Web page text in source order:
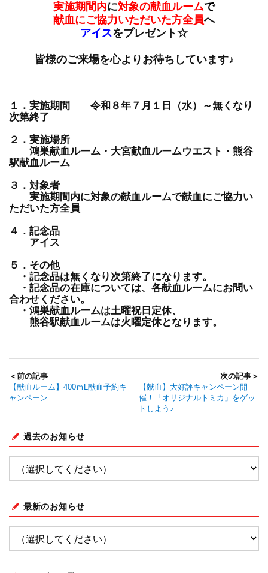
実施期間内に対象の献血ルームで
献血にご協力いただいた方全員へ
アイスをプレゼント☆
皆様のご来場を心よりお待ちしています♪
１．実施期間 令和８年７月１日（水）～無くなり
次第終了
２．実施場所
鴻巣献血ルーム・大宮献血ルームウエスト・熊谷
駅献血ルーム
３．対象者
実施期間内に対象の献血ルームで献血にご協力い
ただいた方全員
４．記念品
アイス
５．その他
・記念品は無くなり次第終了になります。
・記念品の在庫については、各献血ルームにお問い
合わせください。
・鴻巣献血ルームは土曜祝日定休、
熊谷駅献血ルームは火曜定休となります。
＜前の記事
【献血ルーム】400ｍL献血予約キ
ャンペーン
次の記事＞
【献血】大好評キャンペーン開
催！「オリジナルトミカ」をゲッ
トしよう♪
過去のお知らせ
最新のお知らせ